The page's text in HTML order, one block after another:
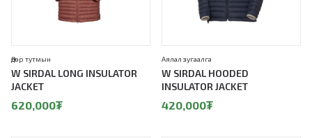
W SIRDAL LONG INSULATOR
JACKET
Өдөр тутмын
620,000₮
W SIRDAL HOODED
INSULATOR JACKET
Аялал зугаалга
420,000₮